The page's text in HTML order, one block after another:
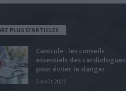
PLUS D'ARTICLES
Canicule : les conseils
essentiels des cardiologues
pour éviter le danger
5 août 2026